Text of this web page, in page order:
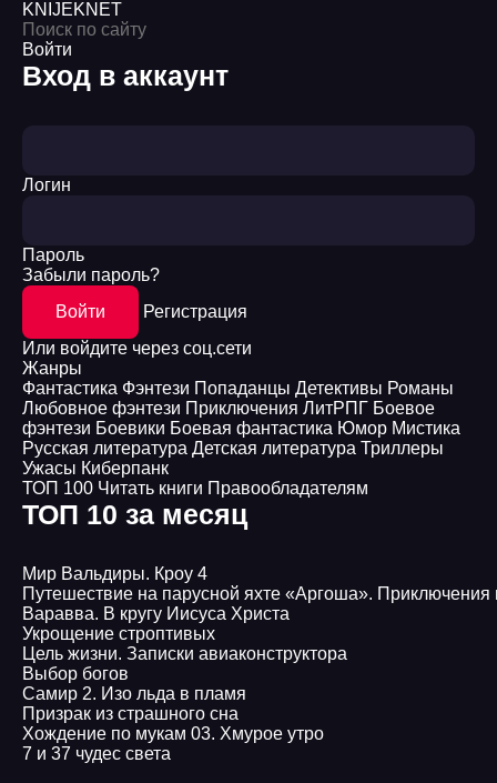
KNIJEKNET
Войти
Вход в аккаунт
Логин
Пароль
Забыли пароль?
Войти
Регистрация
Или войдите через соц.сети
Жанры
Фантастика Фэнтези Попаданцы Детективы Романы
Любовное фэнтези Приключения ЛитРПГ Боевое
фэнтези Боевики Боевая фантастика Юмор Мистика
Русская литература Детская литература Триллеры
Ужасы Киберпанк
ТОП 100 Читать книги Правообладателям
ТОП 10 за месяц
Мир Вальдиры. Кроу 4
Путешествие на парусной яхте «Аргоша».
Варавва. В кругу Иисуса Христа
Укрощение строптивых
Цель жизни. Записки авиаконструктора
Выбор богов
Самир 2. Изо льда в пламя
Призрак из страшного сна
Хождение по мукам 03. Хмурое утро
7 и 37 чудес света